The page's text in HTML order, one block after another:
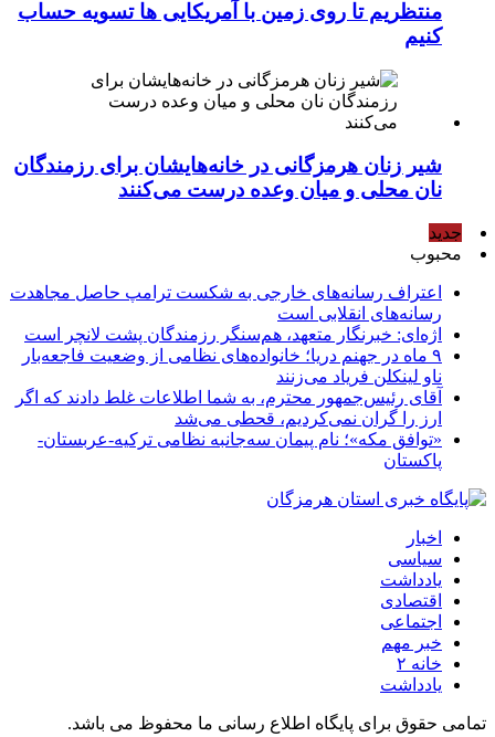
منتظریم تا روی زمین با آمریکایی ها تسویه حساب
کنیم
شیر زنان هرمزگانی در خانه‌هایشان برای رزمندگان
نان محلی و میان وعده درست می‌کنند
جدید
محبوب
اعتراف رسانه‌های خارجی به شکست ترامپ حاصل مجاهدت
رسانه‌های انقلابی است
اژه‌ای: خبرنگار متعهد، هم‌سنگر رزمندگان پشت لانچر است
۹ ماه در جهنم دریا؛ خانواده‌های نظامی از وضعیت فاجعه‌بار
ناو لینکلن فریاد می‌زنند
آقای رئیس‌جمهور محترم، به شما اطلاعات غلط دادند که اگر
ارز را گران نمی‌کردیم، قحطی می‌شد
«توافق مکه»؛ نام پیمان سه‌جانبه نظامی ترکیه-عربستان-
پاکستان
اخبار
سیاسی
یادداشت
اقتصادی
اجتماعی
خبر مهم
خانه ۲
یادداشت
تمامی حقوق برای پایگاه اطلاع رسانی ما محفوظ می باشد.